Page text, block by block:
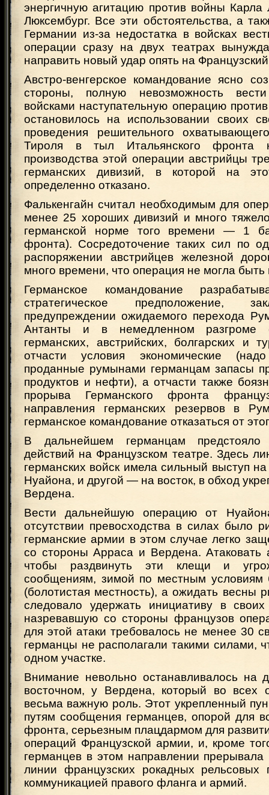
энергичную агитацию против войны
Люксембург. Все эти обстоятельства, а
Германии из-за недостатка в войсках
операции сразу на двух театрах
направить новый удар опять на
Австро-венгерское командование ясно
стороны, полную невозможность
войсками наступательную операцию
остановилось на использовании своих
проведения решительного
Тироля в тыл Итальянского фронта
производства этой операции австрийцы
германских дивизий, в которой на
определенно отказано.
Фалькенгайн считал необходимым для
менее 25 хороших дивизий и много
германской норме того времени — 1
фронта). Сосредоточение таких сил по
распоряжении австрийцев железной
много времени, что операция не могла
Германское командование
стратегическое предположение,
предупреждении ожидаемого перехода
Антанты и в немедленном разгроме
германских, австрийских, болгарских и
отчасти условия экономические
проданные румынами германцам запасы
продуктов и нефти), а отчасти также
прорыва Германского фронта
направления германских резервов в
германское командование отказаться от
В дальнейшем германцам предстояло
действий на Французском театре. Здесь
германских войск имела сильный выступ
Нуайона, и другой — на восток, в обход
Вердена.
Вести дальнейшую операцию от
отсутствии превосходства в силах было
германские армии в этом случае легко
со стороны Арраса и Вердена. Атаковать
чтобы раздвинуть эти клещи и
сообщениям, зимой по местным условиям
(болотистая местность), а ожидать весны
следовало удержать инициативу в
назревавшую со стороны французов
для этой атаки требовалось не менее 30
германцы не располагали такими силами,
одном участке.
Внимание невольно останавливалось на
восточном, у Вердена, который во всех
весьма важную роль. Этот укрепленный
путям сообщения германцев, опорой для
фронта, серьезным плацдармом для
операций Французской армии, и, кроме
германцев в этом направлении
линии французских рокадных рельсовых
коммуникацией правого фланга и армий.